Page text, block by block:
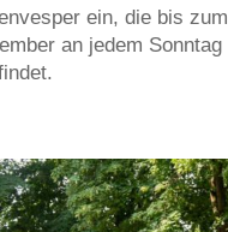
ein, die bis
an jedem Sonntag